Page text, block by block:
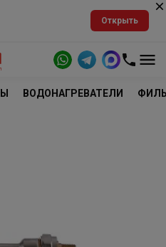
Открыть
ВОДОНАГРЕВАТЕЛИ